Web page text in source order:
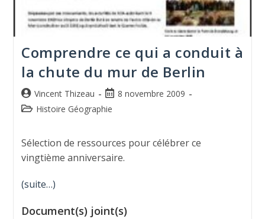
Comprendre ce qui a conduit à
la chute du mur de Berlin
Vincent Thizeau
8 novembre 2009
Histoire Géographie
Sélection de ressources pour célébrer ce
vingtième anniversaire.
(suite…)
Document(s) joint(s)